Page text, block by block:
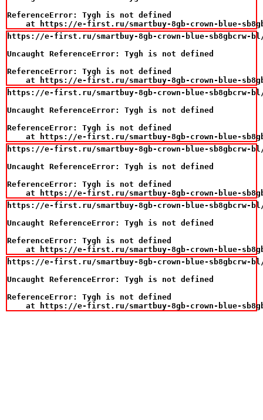
ReferenceError: Tygh is not defined
at https://e-first.ru/smartbuy-8gb-crown-blue-
https://e-first.ru/smartbuy-8gb-crown-blue-sb8gbcrw-bl/
Uncaught ReferenceError: Tygh is not defined
ReferenceError: Tygh is not defined
at https://e-first.ru/smartbuy-8gb-crown-blue-
https://e-first.ru/smartbuy-8gb-crown-blue-sb8gbcrw-bl/
Uncaught ReferenceError: Tygh is not defined
ReferenceError: Tygh is not defined
at https://e-first.ru/smartbuy-8gb-crown-blue-
https://e-first.ru/smartbuy-8gb-crown-blue-sb8gbcrw-bl/
Uncaught ReferenceError: Tygh is not defined
ReferenceError: Tygh is not defined
at https://e-first.ru/smartbuy-8gb-crown-blue-
https://e-first.ru/smartbuy-8gb-crown-blue-sb8gbcrw-bl/
Uncaught ReferenceError: Tygh is not defined
ReferenceError: Tygh is not defined
at https://e-first.ru/smartbuy-8gb-crown-blue-
https://e-first.ru/smartbuy-8gb-crown-blue-sb8gbcrw-bl/
Uncaught ReferenceError: Tygh is not defined
ReferenceError: Tygh is not defined
at https://e-first.ru/smartbuy-8gb-crown-blue-